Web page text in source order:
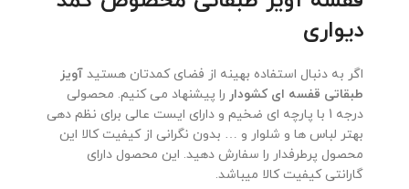
دیواری
اگر به دنبال استفاده بهینه از فضای کمدتان هستید آویز
طبقاتی قفسه ای کشودار را پیشنهاد می کنیم. محصولی
درجه 1 با پارچه ای ضخیم و دارای ایست عالی برای نظم دهی
بهتر لباس ها و شلوار و … بدون نگرانی از کیفیت کالا این
محصول پرطرفدار را سفارش دهید. این محصول دارای
گارانتی کیفیت کالا میباشد.